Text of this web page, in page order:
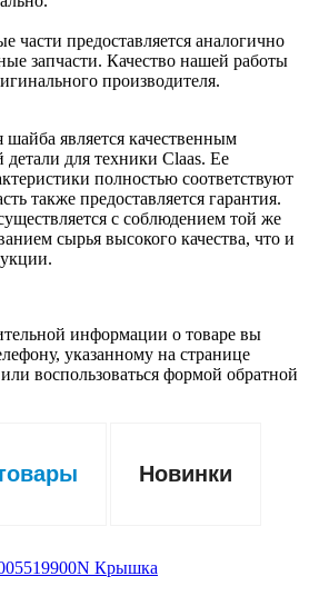
части предоставляется аналогично
запчасти. Качество нашей работы
производителя.
шайба является качественным
для техники Claas. Ее
полностью соответствуют
также предоставляется гарантия.
с соблюдением той же
сырья высокого качества, что и
информации о товаре вы
указанному на странице
воспользоваться формой обратной
Новинки